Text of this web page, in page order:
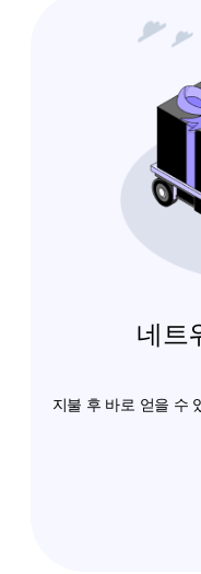
네트
지불 후 바로 얻을 수